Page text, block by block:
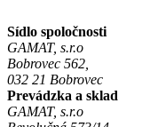
Sídlo spoločnosti
GAMAT, s.r.o
Bobrovec 562,
032 21 Bobrovec
Prevádzka a sklad
GAMAT, s.r.o